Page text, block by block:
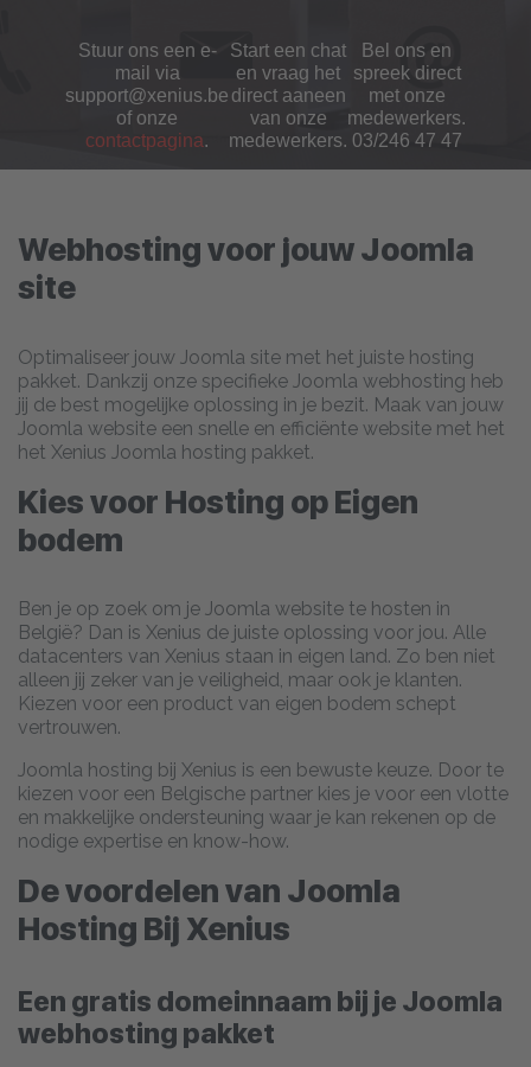
Stuur ons een e-
mail via
support@xenius.be
of onze
contactpagina.
Start een chat
en vraag het
direct aaneen
van onze
medewerkers.
Bel ons en
spreek direct
met onze
medewerkers.
03/246 47 47
Webhosting voor jouw Joomla
site
Optimaliseer jouw Joomla site met het juiste hosting
pakket. Dankzij onze specifieke Joomla webhosting heb
jij de best mogelijke oplossing in je bezit. Maak van jouw
Joomla website een snelle en efficiënte website met het
het Xenius Joomla hosting pakket.
Kies voor Hosting op Eigen
bodem
Ben je op zoek om je Joomla website te hosten in
België? Dan is Xenius de juiste oplossing voor jou. Alle
datacenters van Xenius staan in eigen land. Zo ben niet
alleen jij zeker van je veiligheid, maar ook je klanten.
Kiezen voor een product van eigen bodem schept
vertrouwen.
Joomla hosting bij Xenius is een bewuste keuze. Door te
kiezen voor een Belgische partner kies je voor een vlotte
en makkelijke ondersteuning waar je kan rekenen op de
nodige expertise en know-how.
De voordelen van Joomla
Hosting Bij Xenius
Een gratis domeinnaam bij je Joomla
webhosting pakket